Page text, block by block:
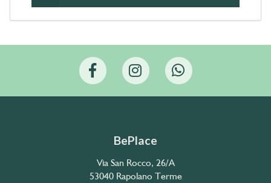
BePlace
Via San Rocco, 26/A
53040 Rapolano Terme